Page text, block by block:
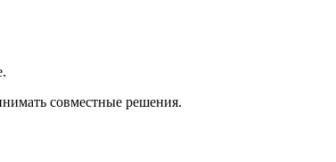
совместные решения.